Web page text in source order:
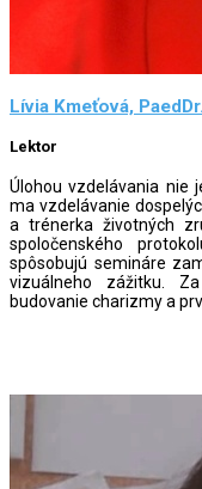
Lívia Kmeťová, PaedDr.
Lektor
Úlohou vzdelávania nie
ma vzdelávanie
a trénerka životných
spoločenského
spôsobujú semináre
vizuálneho zážitku.
budovanie charizmy a